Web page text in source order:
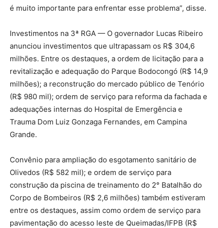
é muito importante para enfrentar esse problema”, disse.
Investimentos na 3ª RGA — O governador Lucas Ribeiro
anunciou investimentos que ultrapassam os R$ 304,6
milhões. Entre os destaques, a ordem de licitação para a
revitalização e adequação do Parque Bodocongó (R$ 14,9
milhões); a reconstrução do mercado público de Tenório
(R$ 980 mil); ordem de serviço para reforma da fachada e
adequações internas do Hospital de Emergência e
Trauma Dom Luiz Gonzaga Fernandes, em Campina
Grande.
Convênio para ampliação do esgotamento sanitário de
Olivedos (R$ 582 mil); e ordem de serviço para
construção da piscina de treinamento do 2° Batalhão do
Corpo de Bombeiros (R$ 2,6 milhões) também estiveram
entre os destaques, assim como ordem de serviço para
pavimentação do acesso leste de Queimadas/IFPB (R$